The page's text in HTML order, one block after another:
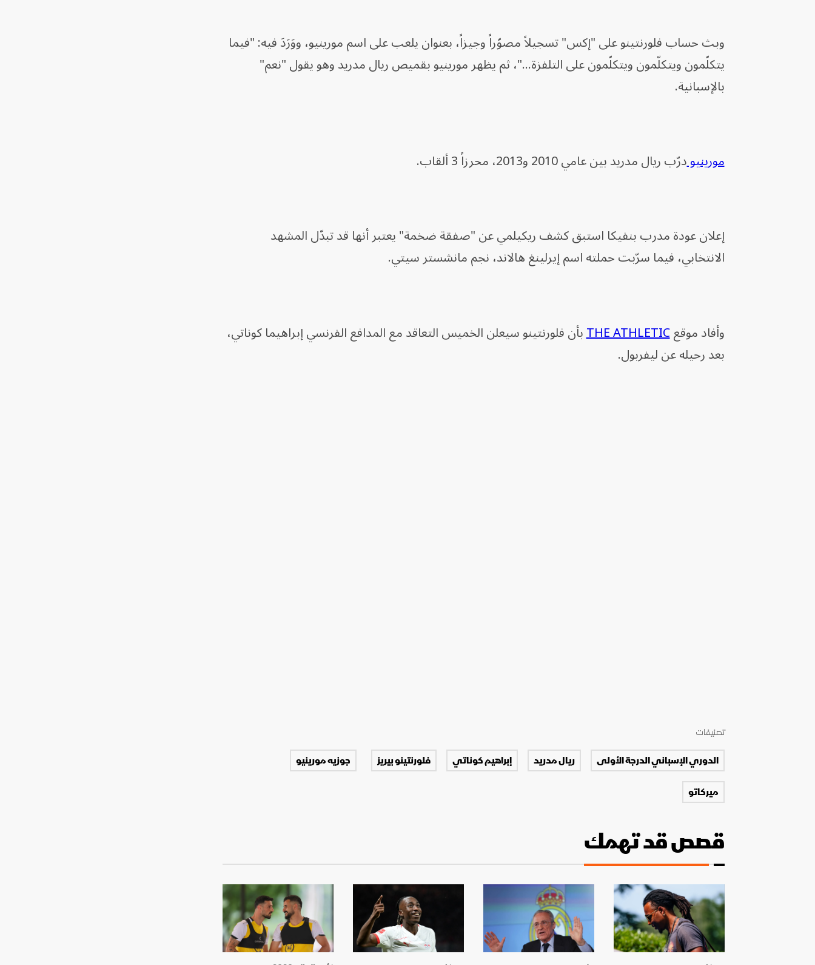
وبث حساب فلورنتينو على "إكس" تسجيلاً مصوّراً وجيزاً، بعنوان يلعب على اسم مورينيو، ووَرَدَ فيه: "فيما
يتكلّمون ويتكلّمون ويتكلّمون على التلفزة..."، ثم يظهر مورينيو بقميص ريال مدريد وهو يقول "نعم"
بالإسبانية.
مورينيودرّب ريال مدريد بين عامي 2010 و2013، محرزاً 3 ألقاب.
إعلان عودة مدرب بنفيكا استبق كشف ريكيلمي عن "صفقة ضخمة" يعتبر أنها قد تبدّل المشهد
الانتخابي، فيما سرّبت حملته اسم إيرلينغ هالاند، نجم مانشستر سيتي.
وأفاد موقعTHE ATHLETICبأن فلورنتينو سيعلن الخميس التعاقد مع المدافع الفرنسي إبراهيما كوناتي،
بعد رحيله عن ليفربول.
تصنيفات
الدوري الإسباني الدرجة الأولى ريال مدريد إبراهيم كوناتي فلورنتينو بيريز
جوزيه مورينيو
ميركاتو
قصص قد تهمك